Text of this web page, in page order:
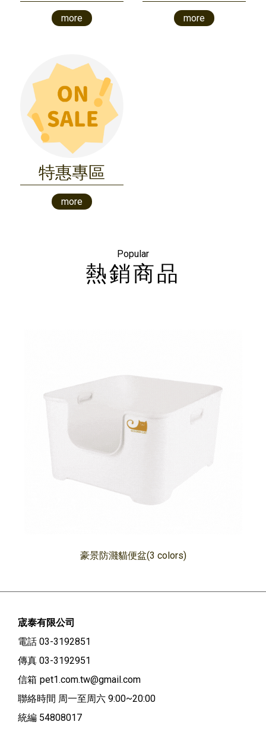
more more
特惠專區
more
Popular
熱銷商品
豪景防濺貓便盆(3 colors)
宬泰有限公司
電話 03-3192851
傳真 03-3192951
信箱 pet1.com.tw@gmail.com
聯絡時間 周一至周六 9:00~20:00
統編 54808017